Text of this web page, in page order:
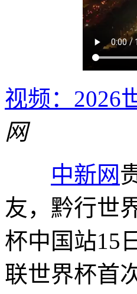
视频：2026
网
中新网
友，黔行世
杯中国站15
联世界杯首